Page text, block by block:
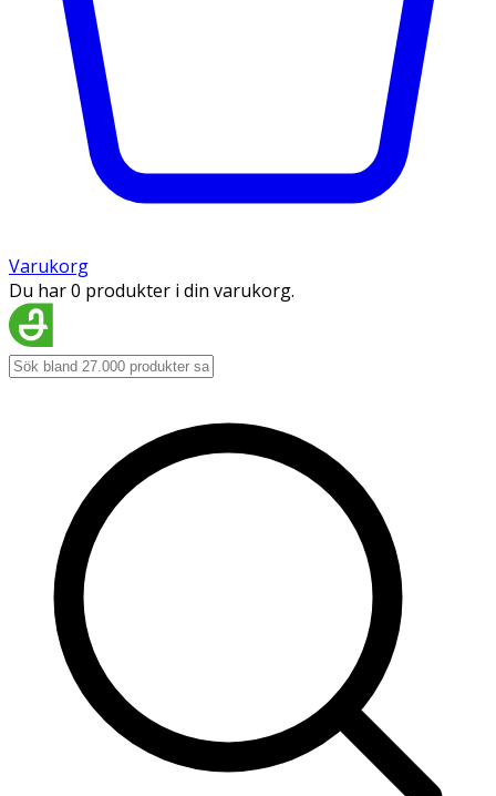
Varukorg
Du har 0 produkter i din varukorg.